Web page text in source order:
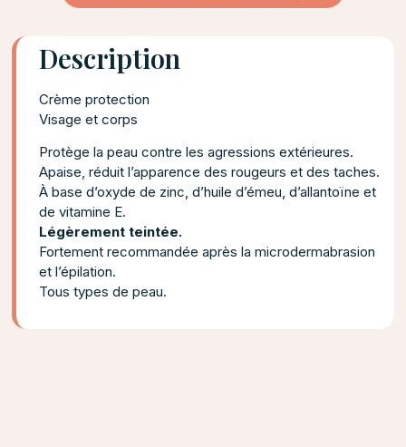
Description
Crème protection
Visage et corps
Protège la peau contre les agressions extérieures.
Apaise, réduit l’apparence des rougeurs et des taches.
À base d’oxyde de zinc, d’huile d’émeu, d’allantoïne et
de vitamine E.
Légèrement teintée.
Fortement recommandée après la microdermabrasion
et l’épilation.
Tous types de peau.